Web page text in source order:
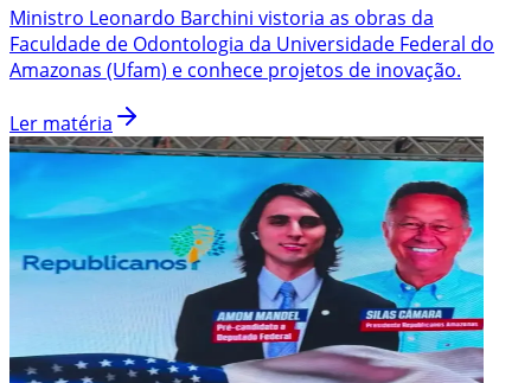
Ministro Leonardo Barchini vistoria as obras da
Faculdade de Odontologia da Universidade Federal do
Amazonas (Ufam) e conhece projetos de inovação.
Ler matéria